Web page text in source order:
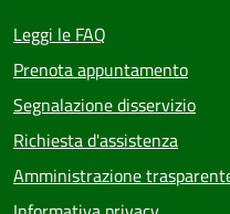
Leggi le FAQ
Prenota appuntamento
Segnalazione disservizio
Richiesta d'assistenza
Amministrazione